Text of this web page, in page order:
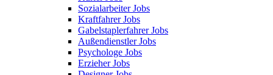
Sozialarbeiter Jobs
Kraftfahrer Jobs
Gabelstaplerfahrer Jobs
Außendienstler Jobs
Psychologe Jobs
Erzieher Jobs